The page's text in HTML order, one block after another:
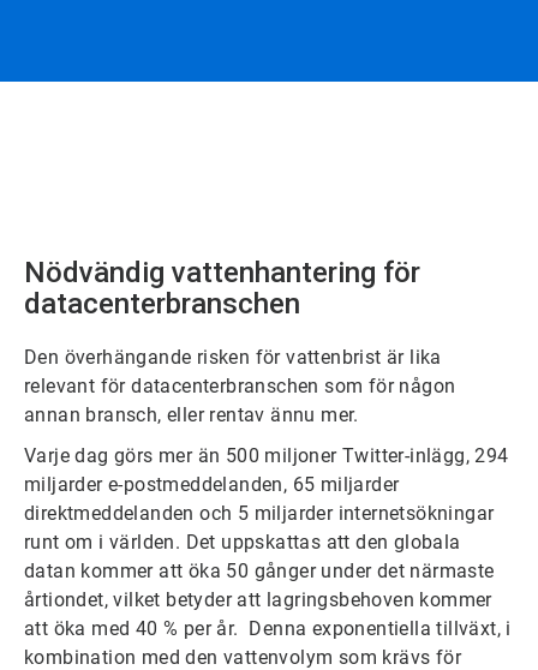
Nödvändig vattenhantering för
datacenterbranschen
Den överhängande risken för vattenbrist är lika
relevant för datacenterbranschen som för någon
annan bransch, eller rentav ännu mer.
Varje dag görs mer än 500 miljoner Twitter-inlägg, 294
miljarder e-postmeddelanden, 65 miljarder
direktmeddelanden och 5 miljarder internetsökningar
runt om i världen. Det uppskattas att den globala
datan kommer att öka 50 gånger under det närmaste
årtiondet, vilket betyder att lagringsbehoven kommer
att öka med 40 % per år. Denna exponentiella tillväxt, i
kombination med den vattenvolym som krävs för